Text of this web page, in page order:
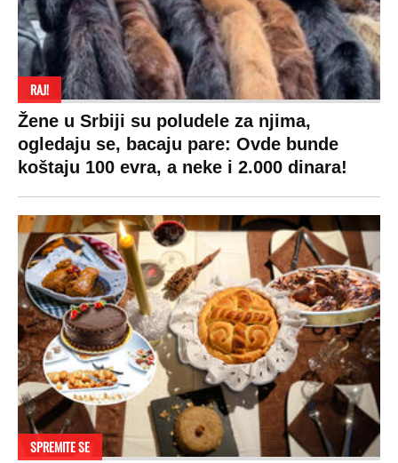
RAJ!
Žene u Srbiji su poludele za njima,
ogledaju se, bacaju pare: Ovde bunde
koštaju 100 evra, a neke i 2.000 dinara!
SPREMITE SE